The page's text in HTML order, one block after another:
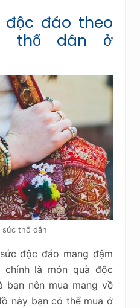
đáo theo
thổ dân ở
sức thổ dân
độc đáo mang đậm
chính là món quà độc
nên mua mang về
này bạn có thể mua ở